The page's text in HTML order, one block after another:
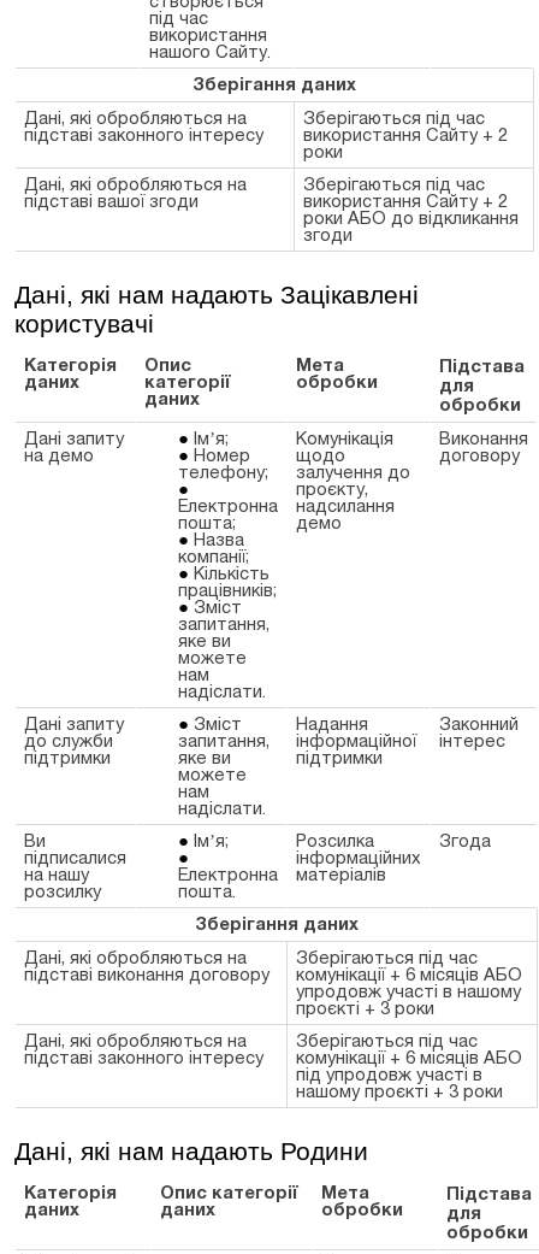
під час
використання
нашого Сайту.
Зберігання даних
Дані, які обробляються на
підставі законного інтересу
Зберігаються під час
використання Сайту + 2
роки
Дані, які обробляються на
підставі вашої згоди
Зберігаються під час
використання Сайту + 2
роки АБО до відкликання
згоди
Дані, які нам надають Зацікавлені
користувачі
Категорія
даних
Опис
категорії
даних
Мета
обробки
Підстава
для
обробки
Дані запиту
на демо
Імʼя;
Номер
телефону;
Електронна
пошта;
Назва
компанії;
Кількість
працівників;
Зміст
запитання,
яке ви
можете
нам
надіслати.
Комунікація
щодо
залучення до
проєкту,
надсилання
демо
Виконання
договору
Дані запиту
до служби
підтримки
Зміст
запитання,
яке ви
можете
нам
надіслати.
Надання
інформаційної
підтримки
Законний
інтерес
Ви
підписалися
на нашу
розсилку
Імʼя;
Електронна
пошта.
Розсилка
інформаційних
матеріалів
Згода
Зберігання даних
Дані, які обробляються на
підставі виконання договору
Зберігаються під час
комунікації + 6 місяців АБО
упродовж участі в нашому
проєкті + 3 роки
Дані, які обробляються на
підставі законного інтересу
Зберігаються під час
комунікації + 6 місяців АБО
під упродовж участі в
нашому проєкті + 3 роки
Дані, які нам надають Родини
Категорія
даних
Опис категорії
даних
Мета
обробки
Підстава
для
обробки